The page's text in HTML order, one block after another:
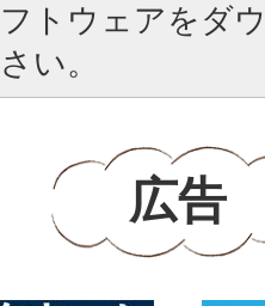
トウェアをダ
い。
広告